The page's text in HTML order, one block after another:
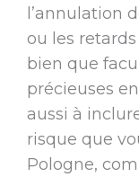
l’annulation
ou les
bien que
précieuses
aussi à
risque que
Pologne,